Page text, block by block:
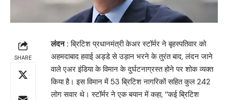
SHARE
लंदन :ब्रिटिश प्रधानमंत्री केअर स्टॉर्मर ने बृहस्पतिवार को
अहमदाबाद हवाई अड्डे से उड़ान भरने के तुरंत बाद, लंदन जाने
वाले एअर इंडिया के विमान के दुर्घटनाग्रस्त होने पर शोक व्यक्त
किया है। इस विमान में 53 ब्रिटिश नागरिकों सहित कुल 242
लोग सवार थे। स्टॉर्मर ने एक बयान में कहा, ‘‘कई ब्रिटिश